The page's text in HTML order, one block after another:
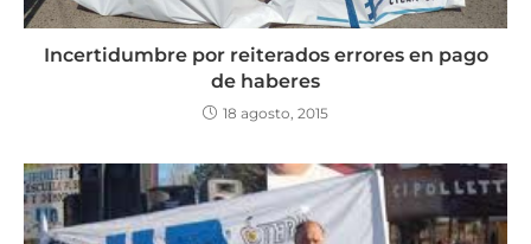
Incertidumbre por reiterados errores en pago
de haberes
18 agosto, 2015